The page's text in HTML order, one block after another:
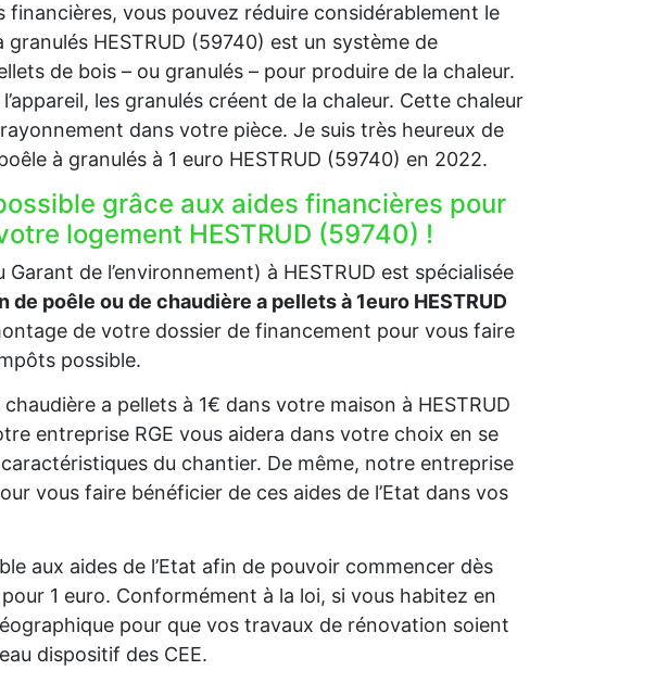
financières, vous pouvez réduire considérablement le
HESTRUD (59740) est un système de
de bois – ou granulés – pour produire de la chaleur.
les granulés créent de la chaleur. Cette chaleur
dans votre pièce. Je suis très heureux de
à granulés à 1 euro HESTRUD (59740) en 2022.
grâce aux aides financières pour
logement HESTRUD (59740) !
de l’environnement) à HESTRUD est spécialisée
de poêle ou de chaudière a pellets à 1euro HESTRUD
de votre dossier de financement pour vous faire
possible.
a pellets à 1€ dans votre maison à HESTRUD
entreprise RGE vous aidera dans votre choix en se
du chantier. De même, notre entreprise
vous faire bénéficier de ces aides de l’Etat dans vos
aux aides de l’Etat afin de pouvoir commencer dès
1 euro. Conformément à la loi, si vous habitez en
pour que vos travaux de rénovation soient
dispositif des CEE.